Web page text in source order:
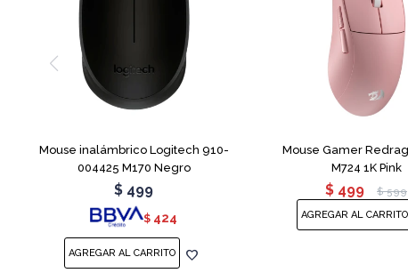
Mouse inalámbrico Logitech 910-
004425 M170 Negro
$ 499
$ 424
Mouse Gamer
M724 1K Pink
$ 499 $ 599